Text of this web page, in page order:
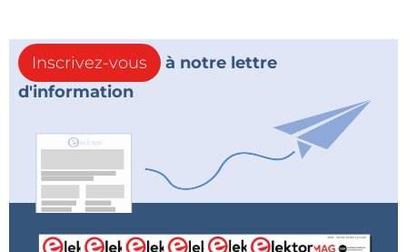
Inscrivez-vous
à notre lettre
d'information